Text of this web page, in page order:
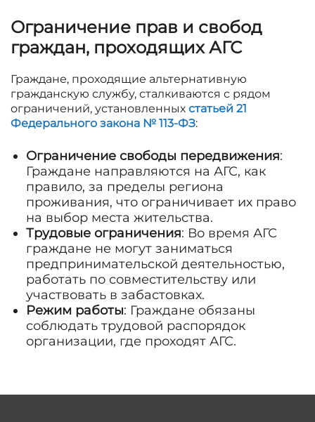
Ограничение прав и свобод
граждан, проходящих АГС
Граждане, проходящие альтернативную
гражданскую службу, сталкиваются с рядом
ограничений, установленных статьей 21
Федерального закона № 113-ФЗ:
Ограничение свободы передвижения:
Граждане направляются на АГС, как
правило, за пределы региона
проживания, что ограничивает их право
на выбор места жительства.
Трудовые ограничения: Во время АГС
граждане не могут заниматься
предпринимательской деятельностью,
работать по совместительству или
участвовать в забастовках.
Режим работы: Граждане обязаны
соблюдать трудовой распорядок
организации, где проходят АГС.